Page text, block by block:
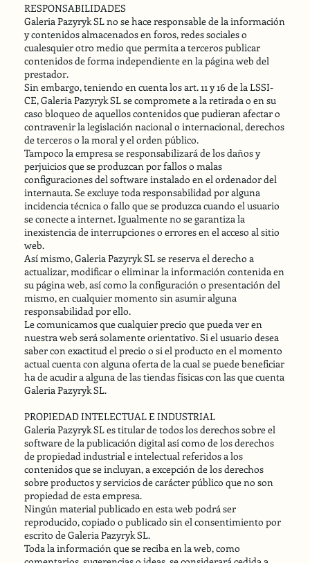
RESPONSABILIDADES
Galeria Pazyryk SL no se hace responsable de la información
y contenidos almacenados en foros, redes sociales o
cualesquier otro medio que permita a terceros publicar
contenidos de forma independiente en la página web del
prestador.
Sin embargo, teniendo en cuenta los art. 11 y 16 de la LSSI-
CE, Galeria Pazyryk SL se compromete a la retirada o en su
caso bloqueo de aquellos contenidos que pudieran afectar o
contravenir la legislación nacional o internacional, derechos
de terceros o la moral y el orden público.
Tampoco la empresa se responsabilizará de los daños y
perjuicios que se produzcan por fallos o malas
configuraciones del software instalado en el ordenador del
internauta. Se excluye toda responsabilidad por alguna
incidencia técnica o fallo que se produzca cuando el usuario
se conecte a internet. Igualmente no se garantiza la
inexistencia de interrupciones o errores en el acceso al sitio
web.
Así mismo, Galeria Pazyryk SL se reserva el derecho a
actualizar, modificar o eliminar la información contenida en
su página web, así como la configuración o presentación del
mismo, en cualquier momento sin asumir alguna
responsabilidad por ello.
Le comunicamos que cualquier precio que pueda ver en
nuestra web será solamente orientativo. Si el usuario desea
saber con exactitud el precio o si el producto en el momento
actual cuenta con alguna oferta de la cual se puede beneficiar
ha de acudir a alguna de las tiendas físicas con las que cuenta
Galeria Pazyryk SL.
PROPIEDAD INTELECTUAL E INDUSTRIAL
Galeria Pazyryk SL es titular de todos los derechos sobre el
software de la publicación digital así como de los derechos
de propiedad industrial e intelectual referidos a los
contenidos que se incluyan, a excepción de los derechos
sobre productos y servicios de carácter público que no son
propiedad de esta empresa.
Ningún material publicado en esta web podrá ser
reproducido, copiado o publicado sin el consentimiento por
escrito de Galeria Pazyryk SL.
Toda la información que se reciba en la web, como